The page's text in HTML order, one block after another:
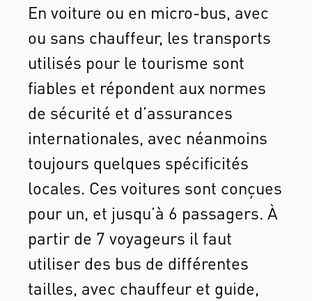
En voiture ou en micro-bus, avec
ou sans chauffeur, les transports
utilisés pour le tourisme sont
fiables et répondent aux normes
de sécurité et d’assurances
internationales, avec néanmoins
toujours quelques spécificités
locales. Ces voitures sont conçues
pour un, et jusqu’à 6 passagers. À
partir de 7 voyageurs il faut
utiliser des bus de différentes
tailles, avec chauffeur et guide,